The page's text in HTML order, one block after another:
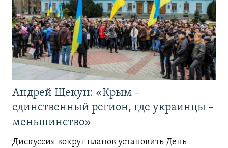
Андрей Щекун: «Крым –
единственный регион, где украинцы –
меньшинство»
Дискуссия вокруг планов установить День